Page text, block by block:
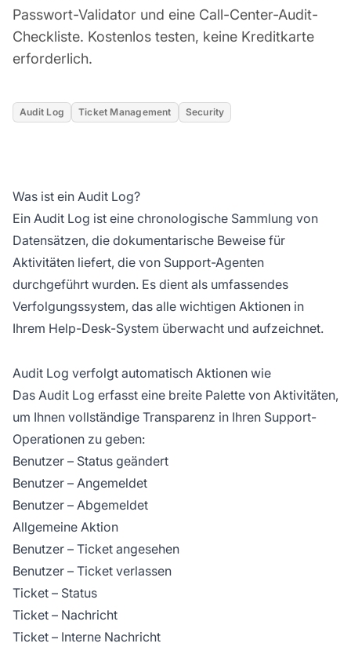
Passwort-Validator und eine Call-Center-Audit-
Checkliste. Kostenlos testen, keine Kreditkarte
erforderlich.
Audit Log Ticket Management Security
Was ist ein Audit Log?
Ein Audit Log ist eine chronologische Sammlung von
Datensätzen, die dokumentarische Beweise für
Aktivitäten liefert, die von Support-Agenten
durchgeführt wurden. Es dient als umfassendes
Verfolgungssystem, das alle wichtigen Aktionen in
Ihrem Help-Desk-System überwacht und aufzeichnet.
Audit Log verfolgt automatisch Aktionen wie
Das Audit Log erfasst eine breite Palette von Aktivitäten,
um Ihnen vollständige Transparenz in Ihren Support-
Operationen zu geben:
Benutzer – Status geändert
Benutzer – Angemeldet
Benutzer – Abgemeldet
Allgemeine Aktion
Benutzer – Ticket angesehen
Benutzer – Ticket verlassen
Ticket – Status
Ticket – Nachricht
Ticket – Interne Nachricht